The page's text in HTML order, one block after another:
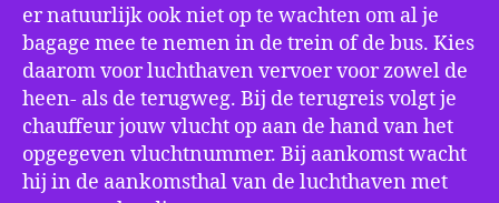
er natuurlijk ook niet op te wachten om al je
bagage mee te nemen in de trein of de bus. Kies
daarom voor luchthaven vervoer voor zowel de
heen- als de terugweg. Bij de terugreis volgt je
chauffeur jouw vlucht op aan de hand van het
opgegeven vluchtnummer. Bij aankomst wacht
hij in de aankomsthal van de luchthaven met